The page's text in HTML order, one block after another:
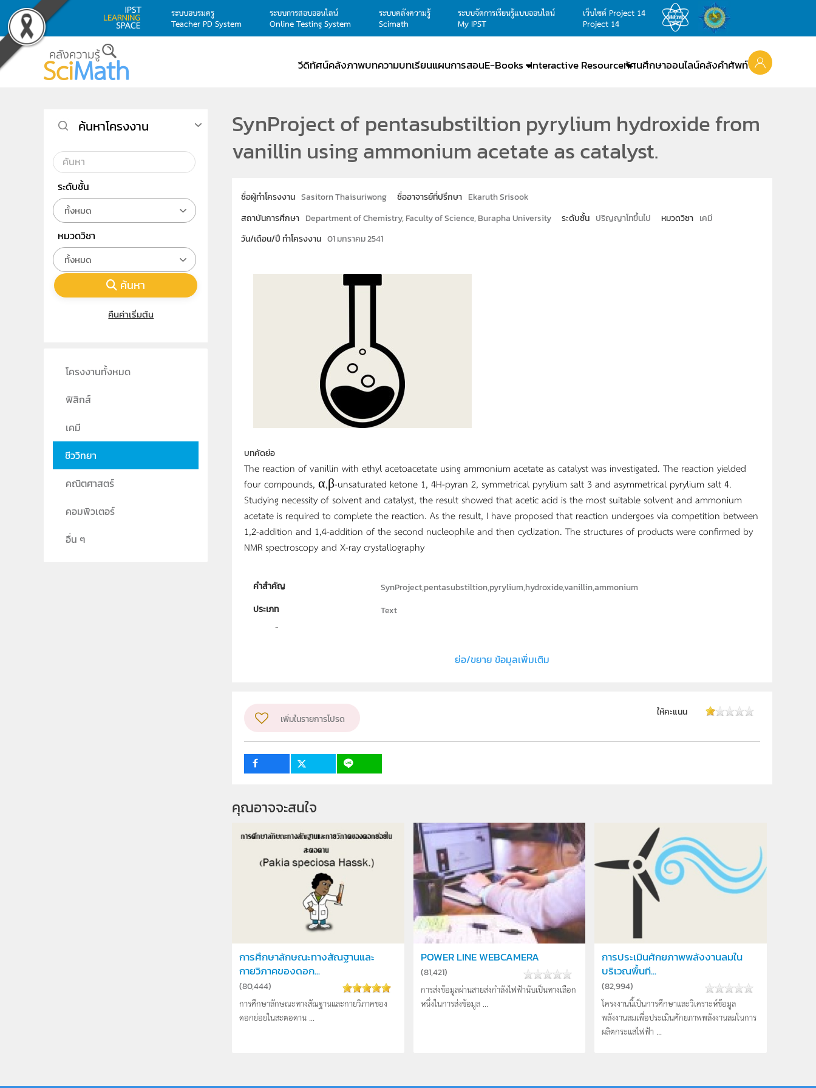
Skip to main content
ระบบอบรมครู
Teacher PD System
ระบบการสอบออนไลน์
Online Testing System
ระบบคลังความรู้
Scimath
ระบบจัดการเรียนรู้แบบออนไลน์
My IPST
เว็บไซต์ Project 14
Project 14
วีดิทัศน์คลังภาพบทความบทเรียนแผนการสอนE-Books Interactive Resourceทัศนศึกษาออนไลน์คลังคำศัพท์
SynProject of pentasubstiltion pyrylium hydroxide from
vanillin using ammonium acetate as catalyst.
ชื่อผู้ทำโครงงาน Sasitorn Thaisuriwong ชื่ออาจารย์ที่ปรึกษา Ekaruth Srisook
สถาบันการศึกษา Department of Chemistry, Faculty of Science, Burapha University ระดับชั้น ปริญญาโทขึ้นไป หมวดวิชา เคมี
วัน/เดือน/ปี ทำโครงงาน 01 มกราคม 2541
บทคัดย่อ
The reaction of vanillin with ethyl acetoacetate using ammonium acetate as catalyst was investigated. The reaction yielded
four compounds, α,β-unsaturated ketone 1, 4H-pyran 2, symmetrical pyrylium salt 3 and asymmetrical pyrylium salt 4.
Studying necessity of solvent and catalyst, the result showed that acetic acid is the most suitable solvent and ammonium
acetate is required to complete the reaction. As the result, I have proposed that reaction undergoes via competition between
1,2-addition and 1,4-addition of the second nucleophile and then cyclization. The structures of products were confirmed by
NMR spectroscopy and X-ray crystallography
คำสำคัญ
SynProject,pentasubstiltion,pyrylium,hydroxide,vanillin,ammonium
ประเภท
Text
Sasitorn Thaisuriwongย่อ/ขยาย ข้อมูลเพิ่มเติม
เพิ่มในรายการโปรด
ให้คะแนน
คุณอาจจะสนใจ
การศึกษาลักษณะทางสัณฐานและ
กายวิภาคของดอก...
(80,444)
การศึกษาลักษณะทางสัณฐานและกายวิภาคของ
ดอกย่อยในสะตอดาน ...
POWER LINE WEBCAMERA
(81,421)
การส่งข้อมูลผ่านสายส่งกำลังไฟฟ้านับเป็นทางเลือก
หนึ่งในการส่งข้อมูล ...
การประเมินศักยภาพพลังงานลมใน
บริเวณพื้นที...
(82,994)
โครงงานนี้เป็นการศึกษาและวิเคราะห์ข้อมูล
พลังงานลมเพื่อประเมินศักยภาพพลังงานลมในการ
ผลิตกระแสไฟฟ้า ...
ค้นหาโครงงาน
ระดับชั้น
ทั้งหมด
หมวดวิชา
ทั้งหมด
ค้นหา
คืนค่าเริ่มต้น
โครงงานทั้งหมด
ฟิสิกส์
เคมี
ชีววิทยา
คณิตศาสตร์
คอมพิวเตอร์
อื่น ๆ